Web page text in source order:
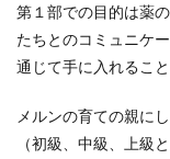
第１部での目的は薬
たちとのコミュニケ
通じて手に入れること
メルンの育ての親に
（初級、中級、上級